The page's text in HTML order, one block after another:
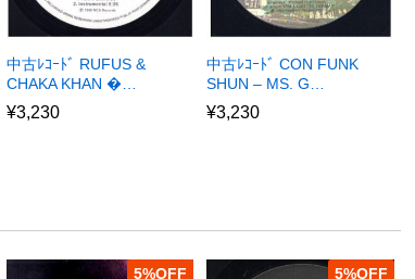
中古ﾚｺｰﾄﾞ RUFUS &
CHAKA KHAN �…
¥3,230
中古ﾚｺｰﾄﾞ CON FUNK
SHUN – MS. G…
¥3,230
5% 5%